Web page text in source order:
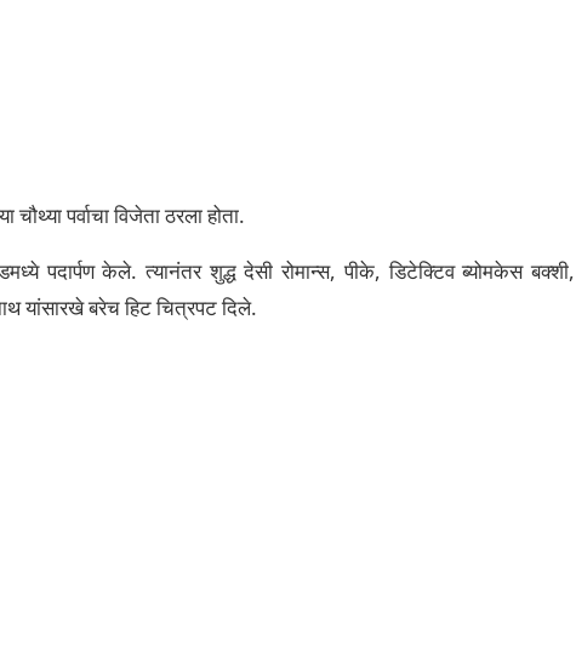
पर्वाचा विजेता ठरला होता.
पदार्पण केले. त्यानंतर शुद्ध देसी रोमान्स, पीके, डिटेक्टिव ब्योमकेस बक्शी,
यांसारखे बरेच हिट चित्रपट दिले.